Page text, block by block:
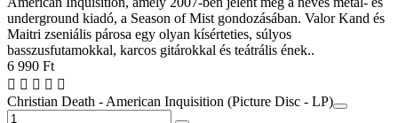
underground kiadó, a Season of Mist gondozásában. Valor Kand és
Maitri zseniális párosa egy olyan kísérteties, súlyos
basszusfutamokkal, karcos gitárokkal és teátrális ének..
6 990 Ft
Christian Death - American Inquisition (Picture Disc - LP)